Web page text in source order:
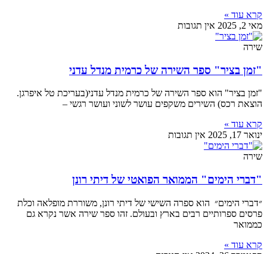
קרא עוד »
מאי 2, 2025
אין תגובות
שירה
"זמן בציר" ספר השירה של כרמית מנדל עדני
"זמן בציר" הוא ספר השירה של כרמית מנדל עדני(בעריכת טל איפרגן.
הוצאת רכס) השירים משקפים עושר לשוני ועושר רגשי –
קרא עוד »
ינואר 17, 2025
אין תגובות
שירה
"דברי הימים" הממואר הפואטי של דיתי רונן
״דברי הימים״ הוא ספרה השישי של דיתי רונן, משוררת מופלאה וכלת
פרסים ספרותיים רבים בארץ ובעולם. זהו ספר שירה אשר נקרא גם
כממואר
קרא עוד »